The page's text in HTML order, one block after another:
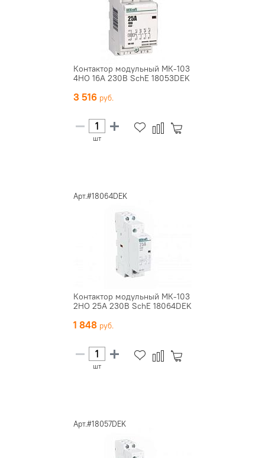
Контактор модульный МК-103
4НО 16А 230В SchE 18053DEK
3 516
шт
Арт.#18064DEK
Контактор модульный МК-103
2НО 25А 230В SchE 18064DEK
1 848
шт
Арт.#18057DEK